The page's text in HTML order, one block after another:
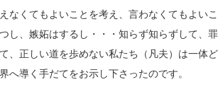
くてもよいことを考え、言わなくてもよい
、嫉妬はするし・・・知らず知らずして、
正しい道を歩めない私たち（凡夫）は一体
へ導く手だてをお示し下さったのです。